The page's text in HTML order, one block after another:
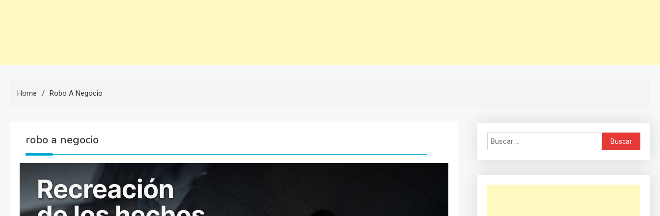
Home Robo A Negocio
robo a negocio Buscar: